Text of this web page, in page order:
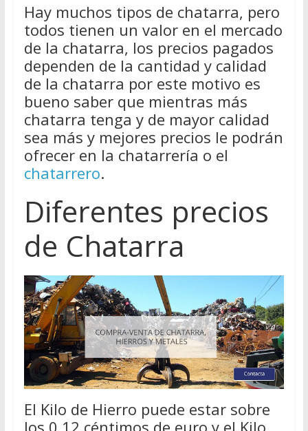
Hay muchos tipos de chatarra, pero
todos tienen un valor en el mercado
de la chatarra, los precios pagados
dependen de la cantidad y calidad
de la chatarra por este motivo es
bueno saber que mientras más
chatarra tenga y de mayor calidad
sea más y mejores precios le podrán
ofrecer en la chatarrería o el
chatarrero.
Diferentes precios
de Chatarra
El Kilo de Hierro puede estar sobre
los 0,12 céntimos de euro y el Kilo